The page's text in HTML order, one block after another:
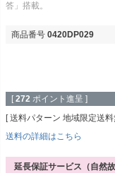
答」搭載。
商品番号 0420DP029
[ 272 ポイント進呈 ]
送料パターン 地域限定送
送料の詳細はこちら
延長保証サービス（自然